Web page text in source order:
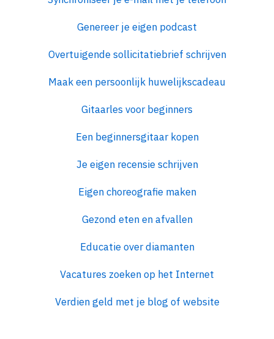
Genereer je eigen podcast
Overtuigende sollicitatiebrief schrijven
Maak een persoonlijk huwelijkscadeau
Gitaarles voor beginners
Een beginnersgitaar kopen
Je eigen recensie schrijven
Eigen choreografie maken
Gezond eten en afvallen
Educatie over diamanten
Vacatures zoeken op het Internet
Verdien geld met je blog of website